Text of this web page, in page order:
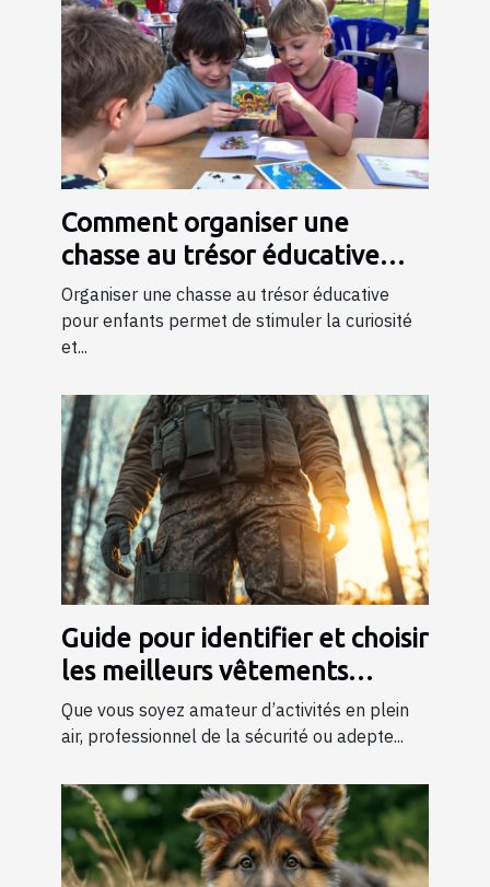
Comment organiser une
chasse au trésor éducative
pour enfants
Organiser une chasse au trésor éducative
pour enfants permet de stimuler la curiosité
et...
Guide pour identifier et choisir
les meilleurs vêtements
tactiques
Que vous soyez amateur d’activités en plein
air, professionnel de la sécurité ou adepte...